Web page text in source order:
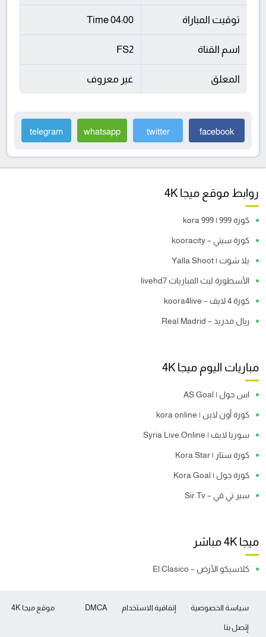
توقيت المباراة 04:00 Time
اسم القناة FS2
المعلق غير معروف
facebook
twitter
whatsapp
telegram
روابط موقع ميجا 4K
كورة 999 | kora 999
كورة سيتي – kooracity
يلا شوت | Yalla Shoot
الأسطورة لبث المباريات livehd7
كورة 4 لايف – koora4live
ريال مدريد – Real Madrid
مباريات اليوم ميجا 4K
اس جول | AS Goal
كورة أون لاين | kora online
سوريا لايف | Syria Live Online
كورة ستار | Kora Star
كورة جول | Kora Goal
سير تي في – Sir Tv
ميجا 4K مباشر
كلاسيكو الأرض – El Clasico
موقع ميجا 4K سياسة الخصوصية إتفاقية الاستخدام DMCA
إتصل بنا